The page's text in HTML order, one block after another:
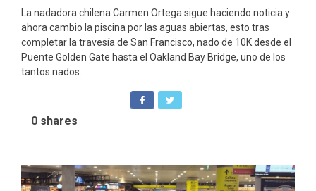
La nadadora chilena Carmen Ortega sigue haciendo noticia y
ahora cambio la piscina por las aguas abiertas, esto tras
completar la travesía de San Francisco, nado de 10K desde el
Puente Golden Gate hasta el Oakland Bay Bridge, uno de los
tantos nados...
0 shares